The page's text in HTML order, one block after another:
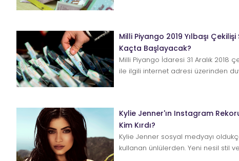
Milli Piyango 2019 Yılbaşı
Kaçta Başlayacak?
Milli Piyango İdaresi 31 Aralık 2018
ile ilgili internet adresi üzerinden
Kylie Jenner'ın Instagram
Kim Kırdı?
Kylie Jenner sosyal medyayı
kullanan ünlülerden. Yeni nesil stil ve